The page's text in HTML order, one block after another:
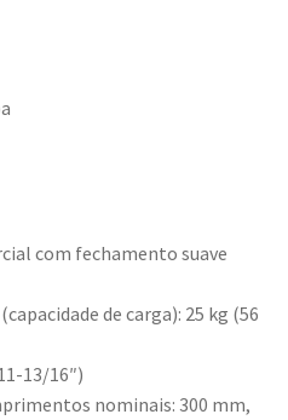
com fechamento suave
de carga): 25 kg (56
13/16″)
nominais: 300 mm,